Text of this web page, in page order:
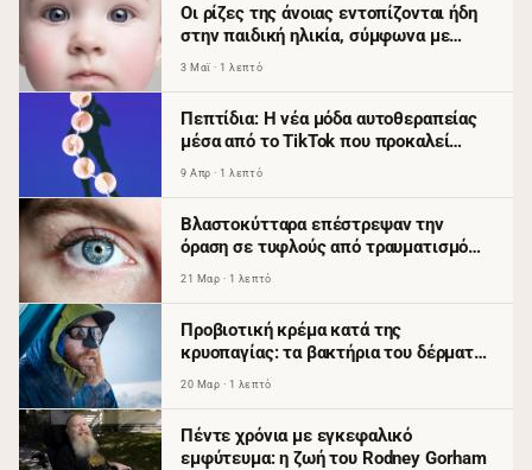
Οι ρίζες της άνοιας εντοπίζονται ήδη
στην παιδική ηλικία, σύμφωνα με
ειδικούς
3 Μαϊ · 1 λεπτό
Πεπτίδια: Η νέα μόδα αυτοθεραπείας
μέσα από το TikTok που προκαλεί
ανησυχία
9 Απρ · 1 λεπτό
Βλαστοκύτταρα επέστρεψαν την
όραση σε τυφλούς από τραυματισμό
κερατοειδούς
21 Μαρ · 1 λεπτό
Προβιοτική κρέμα κατά της
κρυοπαγίας: τα βακτήρια του δέρματος
ως θερμαντικό σύστημα
20 Μαρ · 1 λεπτό
Πέντε χρόνια με εγκεφαλικό
εμφύτευμα: η ζωή του Rodney Gorham